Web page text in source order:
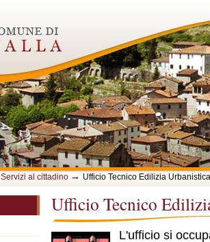
Servizi al cittadino → Ufficio Tecnico Edilizia Urbanistica
Ufficio Tecnico
L'ufficio si